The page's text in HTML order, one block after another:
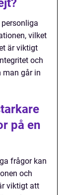
vilket
är viktigt
och
man går in
på en
frågor kan
och
viktigt att